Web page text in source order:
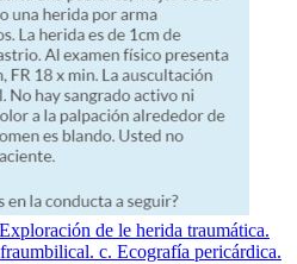
de le herida traumática.
c. Ecografía pericárdica.